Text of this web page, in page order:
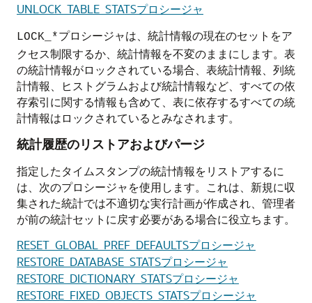
UNLOCK_TABLE_STATSプロシージャ
LOCK_*プロシージャは、統計情報の現在のセットをア
クセス制限するか、統計情報を不変のままにします。表
の統計情報がロックされている場合、表統計情報、列統
計情報、ヒストグラムおよび統計情報など、すべての依
存索引に関する情報も含めて、表に依存するすべての統
計情報はロックされているとみなされます。
統計履歴のリストアおよびパージ
指定したタイムスタンプの統計情報をリストアするに
は、次のプロシージャを使用します。これは、新規に収
集された統計では不適切な実行計画が作成され、管理者
が前の統計セットに戻す必要がある場合に役立ちます。
RESET_GLOBAL_PREF_DEFAULTSプロシージャ
RESTORE_DATABASE_STATSプロシージャ
RESTORE_DICTIONARY_STATSプロシージャ
RESTORE_FIXED_OBJECTS_STATSプロシージャ